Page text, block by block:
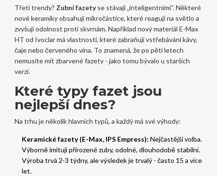
Třetí trendy? Zubní fazetyse stávají „inteligentními“. Některé
nové keramiky obsahují mikročástice, které reagují na světlo a
zvyšují odolnost proti skvrnám. Například nový materiál E-Max
HT od Ivoclar má vlastnosti, které zabraňují vstřebávání kávy,
čaje nebo červeného vína. To znamená, že po pěti letech
nemusíte mít zbarvené fazety - jako tomu bývalo u starších
verzí.
Které typy fazet jsou
nejlepší dnes?
Na trhu je několik hlavních typů, a každý má své výhody:
Keramické fazety (E-Max, IPS Empress): Nejčastější volba.
Výborně imitují přirozené zuby, odolné, dlouhodobě stabilní.
Výroba trvá 2-3 týdny, ale výsledek je trvalý - často 15 a více
let.